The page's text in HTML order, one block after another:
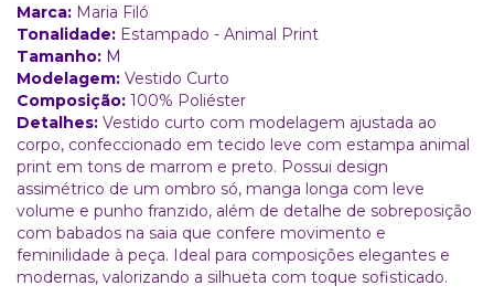
Marca: Maria Filó
Tonalidade: Estampado - Animal Print
Tamanho: M
Modelagem: Vestido Curto
Composição: 100% Poliéster
Detalhes: Vestido curto com modelagem ajustada ao
corpo, confeccionado em tecido leve com estampa animal
print em tons de marrom e preto. Possui design
assimétrico de um ombro só, manga longa com leve
volume e punho franzido, além de detalhe de sobreposição
com babados na saia que confere movimento e
feminilidade à peça. Ideal para composições elegantes e
modernas, valorizando a silhueta com toque sofisticado.